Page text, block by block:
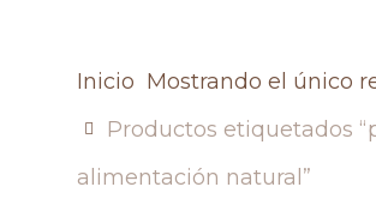
Mostrando el único
Inicio
Productos etiquetados
alimentación natural”